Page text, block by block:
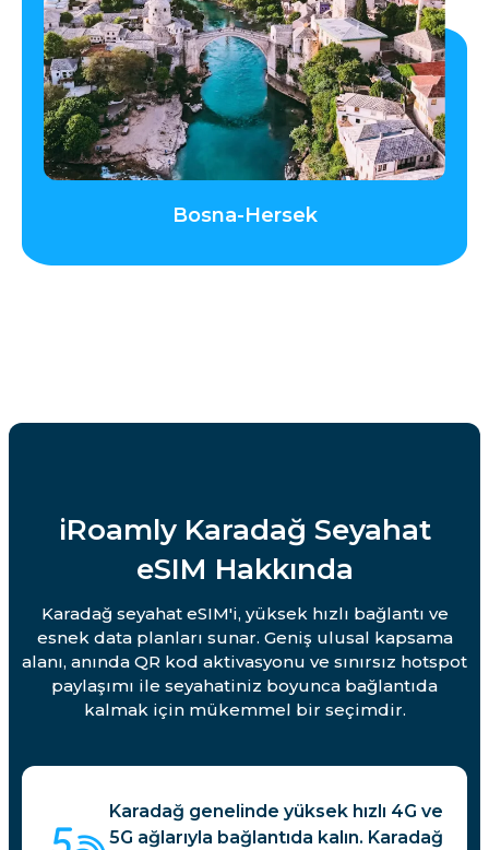
Bosna-Hersek
iRoamly Karadağ Seyahat
eSIM Hakkında
Karadağ seyahat eSIM'i, yüksek hızlı bağlantı ve
esnek data planları sunar. Geniş ulusal kapsama
alanı, anında QR kod aktivasyonu ve sınırsız hotspot
paylaşımı ile seyahatiniz boyunca bağlantıda
kalmak için mükemmel bir seçimdir.
Karadağ genelinde yüksek hızlı 4G ve
5G ağlarıyla bağlantıda kalın. Karadağ